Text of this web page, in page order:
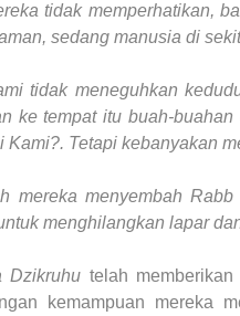
tidak memperhatikan,
sedang manusia di
tidak meneguhkan
ke tempat itu buah-
Kami?. Tetapi kebanyakan
mereka menyembah
menghilangkan lapar
Dzikruhu telah
kemampuan mereka